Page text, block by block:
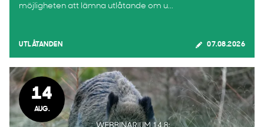
möjligheten att lämna utlåtande om u...
UTLÅTANDEN 07.08.2026
14
AUG.